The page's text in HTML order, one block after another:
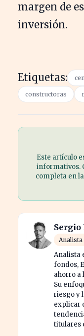
margen de
inversión.
Etiquetas:
constructoras
Este artículo
informativos.
completa en
Sergio
Analista
fondos,
ahorro a
Su
riesgo y
explicar
titulares